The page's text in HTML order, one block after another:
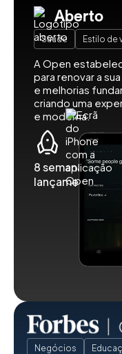
Negócios
Aberto
Saúde Estilo de
A Open
para renovar a
e melhorias
criando uma
e moderna.
8 semanas para
lançamento